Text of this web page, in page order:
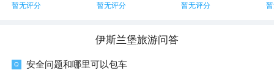
暂无评分 暂无评分 暂无评分
伊斯兰堡旅游问答
安全问题和哪里可以包车